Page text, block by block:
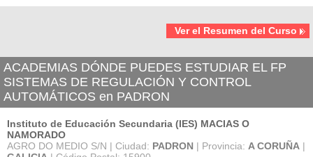
Ver el Resumen del Curso
ACADEMIAS DÓNDE PUEDES ESTUDIAR EL FP
SISTEMAS DE REGULACIÓN Y CONTROL
AUTOMÁTICOS en PADRON
Instituto de Educación Secundaria (IES) MACIAS O
NAMORADO
AGRO DO MEDIO S/N | Ciudad: PADRON | Provincia: A CORUÑA |